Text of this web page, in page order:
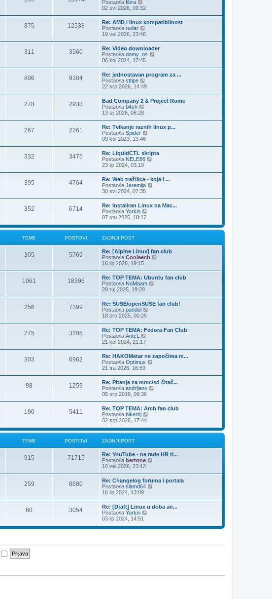
o
s
Postao/la fibra
a
n
j
i
p
o
s
t
02 svi 2026, 09:32
875 12538
Re: AMD i linux kompatibilnost
Postao/la rudar
a
j
i
p
o
s
19 vel 2026, 23:46
311 3560
Re: Video downloader
Postao/la domy_os
j
o
s
06 kol 2024, 17:45
806 9304
Re: jednostavan program za ...
Postao/la sttipe
a
n
j
o
s
t
22 srp 2026, 14:49
278 2933
Bad Company 2 & Project Rome
Postao/la b4sh
n
j
i
p
o
s
t
13 sij 2026, 06:28
267 2261
Re: Tvikanje raznih linux p...
Postao/la Spider
n
j
i
o
s
t
09 kol 2023, 13:46
332 3475
Re: LiquidCTL skripta
Postao/la NELE86
j
o
s
23 lip 2024, 03:19
395 4764
Re: Web tražilice - koja i ...
Postao/la Jeremija
o
s
30 svi 2024, 07:35
352 6714
Re: Instaliran Linux na Mac...
Postao/la Yorkin
n
p
s
07 stu 2025, 18:17
TEME POSTOVI ZADNJI POST
305 5769
Re: [Alpine Linux] fan club
Postao/la Cooleech
j
o
s
16 lip 2026, 19:15
1061 18396
Re: TOP TEMA: Ubuntu fan club
Postao/la NoMaam
n
j
o
s
29 ruj 2025, 19:28
256 7399
Re: SUSE/openSUSE fan club!
Postao/la pandul
j
o
s
t
18 pro 2025, 00:25
275 3205
Re: TOP TEMA: Fedora Fan Club
Postao/la AnteL
j
o
s
t
21 kol 2024, 21:17
303 6962
Re: HAKOMetar ne započima m...
Postao/la Optimus
n
j
i
o
s
21 tra 2026, 16:59
98 1259
Re: Pitanje za mmc/sd čitač...
Postao/la andrijano
j
o
s
05 srp 2019, 09:36
190 5411
Re: TOP TEMA: Arch fan club
Postao/la bikerbj
n
p
o
s
02 srp 2026, 17:44
TEME POSTOVI ZADNJI POST
915 71715
Re: YouTube - ne rade HR ti...
Postao/la bertone
j
o
s
16 vel 2026, 23:13
259 8680
Re: Changelog foruma i portala
Postao/la slamd64
n
j
o
16 lip 2024, 13:09
60 3054
Re: [Draft] Linux u doba an...
Postao/la Yorkin
n
p
03 lip 2024, 14:51